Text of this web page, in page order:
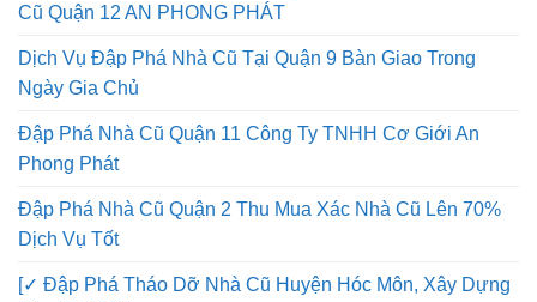
Cũ Quận 12 AN PHONG PHÁT
Dịch Vụ Đập Phá Nhà Cũ Tại Quận 9 Bàn Giao Trong
Ngày Gia Chủ
Đập Phá Nhà Cũ Quận 11 Công Ty TNHH Cơ Giới An
Phong Phát
Đập Phá Nhà Cũ Quận 2 Thu Mua Xác Nhà Cũ Lên 70%
Dịch Vụ Tốt
[✓ Đập Phá Tháo Dỡ Nhà Cũ Huyện Hóc Môn, Xây Dựng